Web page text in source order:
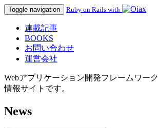
Toggle navigation Ruby on Rails with
連載記事
BOOKS
お問い合わせ
運営会社
Webアプリケーション開発フレームワーク
情報サイトです。
News